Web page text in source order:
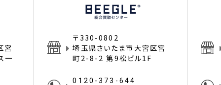
宮
一
〒330-0802
埼玉県さいたま市大宮区宮
町2-8-2 第9松ビル1F
0120-373-644